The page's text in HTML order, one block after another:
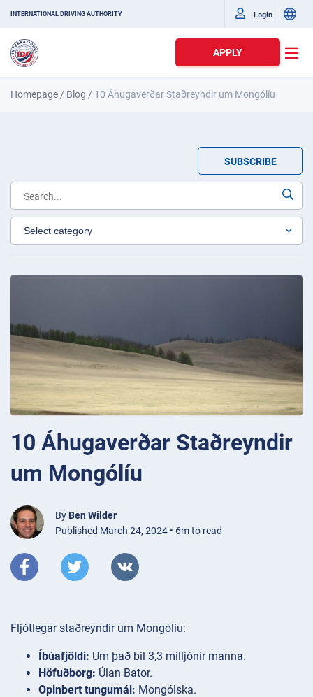
INTERNATIONAL DRIVING AUTHORITY Login
APPLY
Homepage / Blog / 10 Áhugaverðar Staðreyndir um Mongólíu
SUBSCRIBE
10 Áhugaverðar Staðreyndir
um Mongólíu
By Ben Wilder
Published March 24, 2024 • 6m to read
Fljótlegar staðreyndir um Mongólíu:
Íbúafjöldi: Um það bil 3,3 milljónir manna.
Höfuðborg: Úlan Bator.
Opinbert tungumál: Mongólska.